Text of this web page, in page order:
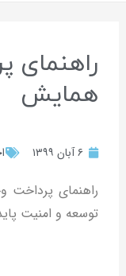
راهنمای
همایش
۶ آبان ۱۳۹۹
راهنمای پرداخت
توسعه و امنیت